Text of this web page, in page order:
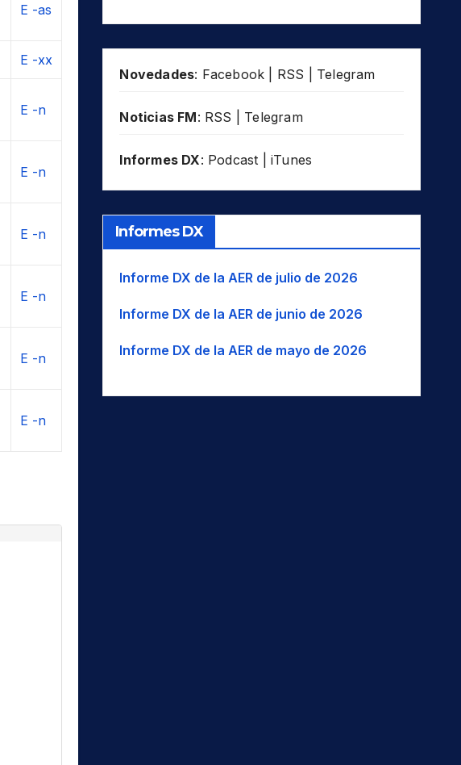
E -as
E -xx
E -n
E -n
E -n
E -n
E -n
E -n
Novedades: Facebook RSS Telegram
Noticias FM: RSS Telegram
Informes DX: Podcast iTunes
Informes DX
Informe DX de la AER de julio de 2026
Informe DX de la AER de junio de 2026
Informe DX de la AER de mayo de 2026